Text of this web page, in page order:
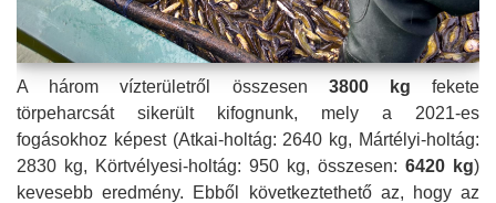
A három vízterületről összesen 3800 kg fekete
törpeharcsát sikerült kifognunk, mely a 2021-es
fogásokhoz képest (Atkai-holtág: 2640 kg, Mártélyi-holtág:
2830 kg, Körtvélyesi-holtág: 950 kg, összesen: 6420 kg)
kevesebb eredmény. Ebből következtethető az, hogy az